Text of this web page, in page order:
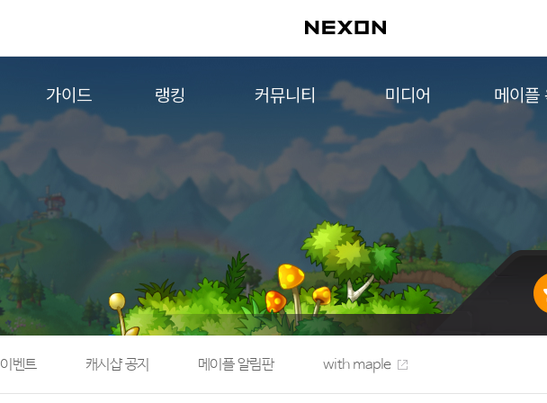
가이드
게임정보
직업소개
확률형 아이템
NEXON NOW
랭킹
컨텐츠 랭킹
커뮤니티
자유게시판
메이플 아트
메이플스토리 파트너스
AI Style Finder
미니게임
커뮤니티 아카이브
미디어
영상
메이플
이벤트 캐시샵 공지 메이플 알림판 with maple